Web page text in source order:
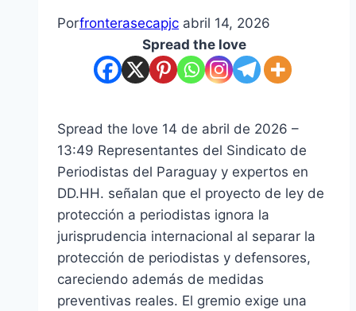
Porfronterasecapjc abril 14, 2026
Spread the love
Spread the love 14 de abril de 2026 –
13:49 Representantes del Sindicato de
Periodistas del Paraguay y expertos en
DD.HH. señalan que el proyecto de ley de
protección a periodistas ignora la
jurisprudencia internacional al separar la
protección de periodistas y defensores,
careciendo además de medidas
preventivas reales. El gremio exige una